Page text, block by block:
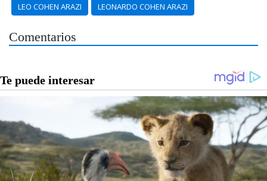
LEO COHEN ARAZI
LEONARDO COHEN ARAZI
Comentarios